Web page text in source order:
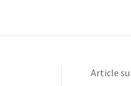
Article